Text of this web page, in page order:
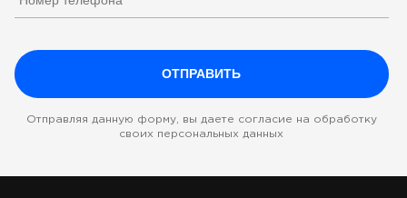
Отправляя данную форму, вы даете согласие на обработку
своих персональных данных